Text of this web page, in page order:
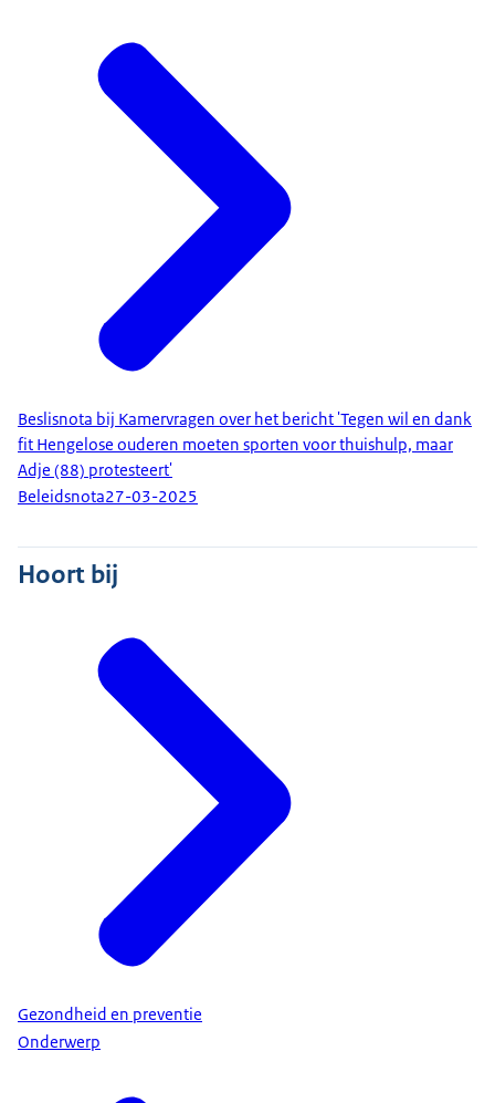
Beslisnota bij Kamervragen over het bericht 'Tegen wil en dank
fit Hengelose ouderen moeten sporten voor thuishulp, maar
Adje (88) protesteert'
Beleidsnota27-03-2025
Hoort bij
Gezondheid en preventie
Onderwerp